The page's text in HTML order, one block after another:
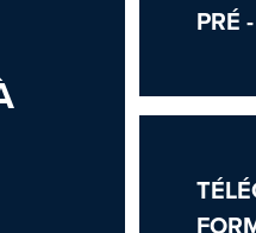
PRÉ